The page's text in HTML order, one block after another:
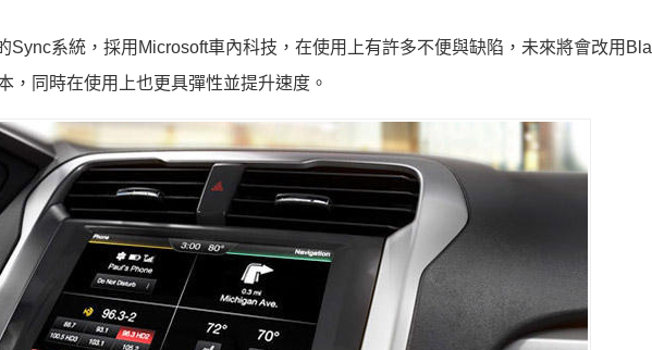
Sync系統，採用Microsoft車內科技，在使用上有許多不便與缺陷，未來將會改用
，同時在使用上也更具彈性並提升速度。